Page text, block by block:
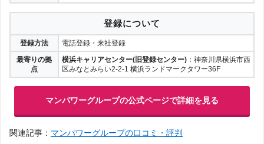
登録について
登録方法
電話登録・来社登録
最寄りの拠
点
横浜キャリアセンター(旧登録センター) ：神奈川県横浜市西
区みなとみらい2-2-1 横浜ランドマークタワー36F
マンパワーグループの公式ページで詳細を見る
関連記事： マンパワーグループの口コミ・評判